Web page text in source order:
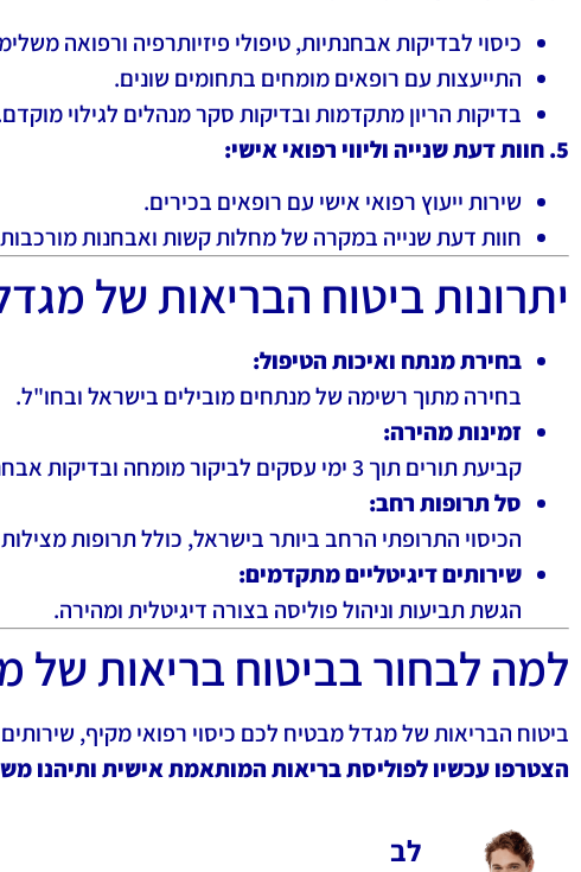
כיסוי לבדיקות אבחנתיות, טיפולי פיזיותרפיה ורפואה
התייעצות עם רופאים מומחים בתחומים שונים.
בדיקות הריון מתקדמות ובדיקות סקר מנהלים לגילוי
5. חוות דעת שנייה וליווי רפואי אישי:
שירות ייעוץ רפואי אישי עם רופאים בכירים.
חוות דעת שנייה במקרה של מחלות קשות ואבחנות
יתרונות ביטוח הבריאות של
בחירת מנתח ואיכות הטיפול:
בחירה מתוך רשימה של מנתחים מובילים בישראל ובחו"ל.
זמינות מהירה:
קביעת תורים תוך 3 ימי עסקים לביקור מומחה ובדיקות אבחנתיות תוך יומיים בלבד.
סל תרופות רחב:
הכיסוי התרופתי הרחב ביותר בישראל, כולל תרופות
שירותים דיגיטליים מתקדמים:
הגשת תביעות וניהול פוליסה בצורה דיגיטלית ומהירה.
למה לבחור בביטוח בריאות של
ביטוח הבריאות של מגדל מבטיח לכם כיסוי רפואי מקיף,
הצטרפו עכשיו לפוליסת בריאות המותאמת אישית ותיהנו
לב